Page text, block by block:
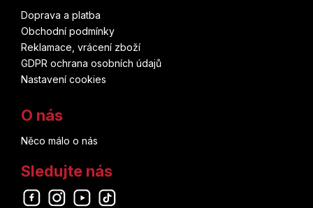
Doprava a platba
Obchodní podmínky
Reklamace, vrácení zboží
GDPR ochrana osobních údajů
Nastavení cookies
O nás
Něco málo o nás
Sledujte nás